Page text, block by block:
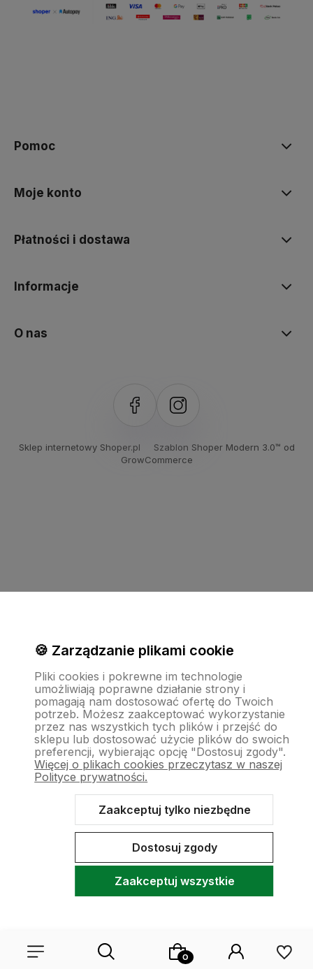
Pomoc
Moje konto
Płatności i dostawa
Informacje
O nas
Sklep internetowy Shoper.pl Szablon Shoper Modern 3.0™ od
GrowCommerce
🍪 Zarządzanie plikami cookie
Pliki cookies i pokrewne im technologie
umożliwiają poprawne działanie strony i
pomagają nam dostosować ofertę do Twoich
potrzeb. Możesz zaakceptować wykorzystanie
przez nas wszystkich tych plików i przejść do
sklepu lub dostosować użycie plików do swoich
preferencji, wybierając opcję "Dostosuj zgody".
Więcej o plikach cookies przeczytasz w naszej
Polityce prywatności.
Zaakceptuj tylko niezbędne
Dostosuj zgody
Zaakceptuj wszystkie